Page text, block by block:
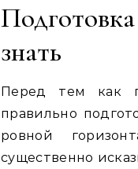
знать
Перед тем как
правильно
ровной
существенно